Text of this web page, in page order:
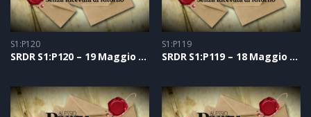
S1:P120
SRDR S1:P120 – 19 Maggio 2021
S1:P119
SRDR S1:P119 – 18 Maggio 2021